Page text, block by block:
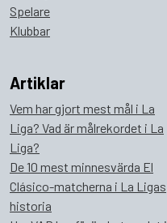
Spelare
Klubbar
Artiklar
Vem har gjort mest mål i La
Liga? Vad är målrekordet i La
Liga?
De 10 mest minnesvärda El
Clásico-matcherna i La Ligas
historia